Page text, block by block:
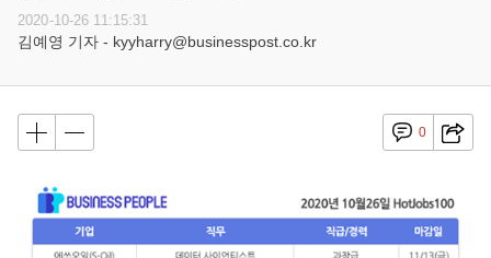
2020-10-26 11:15:31
김예영 기자 - kyyharry@businesspost.co.kr
0